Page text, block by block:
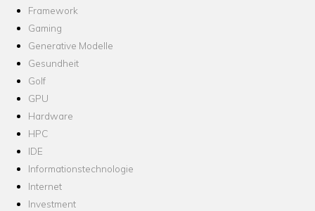
Framework
Gaming
Generative Modelle
Gesundheit
Golf
GPU
Hardware
HPC
IDE
Informationstechnologie
Internet
Investment